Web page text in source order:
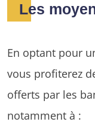
Les
En optant pour
vous profiterez
offerts par les
notamment à :